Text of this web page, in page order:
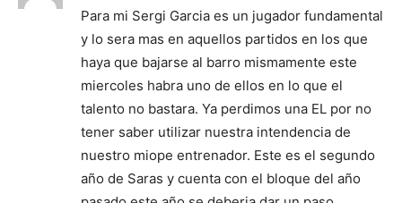
Para mi Sergi Garcia es un jugador fundamental
y lo sera mas en aquellos partidos en los que
haya que bajarse al barro mismamente este
miercoles habra uno de ellos en lo que el
talento no bastara. Ya perdimos una EL por no
tener saber utilizar nuestra intendencia de
nuestro miope entrenador. Este es el segundo
año de Saras y cuenta con el bloque del año